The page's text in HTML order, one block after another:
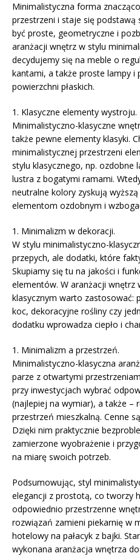
Minimalistyczna forma
przestrzeni i staje się
być proste, geometryczne i
aranżacji wnętrz w stylu
decydujemy się na meble o
kantami, a także proste lampy i
powierzchni płaskich.
1. Klasyczne elementy wystroju.
Minimalistyczno-klasyczne
także pewne elementy klasyki.
minimalistycznej przestrzeni
stylu klasycznego, np. ozdobne
lustra z bogatymi ramami.
neutralne kolory zyskują
elementom ozdobnym i
1. Minimalizm w dekoracji.
W stylu minimalistyczno-
przepych, ale dodatki, które
Skupiamy się tu na jakości i
elementów. W aranżacji wnętrz
klasycznym warto zastosować:
koc, dekoracyjne rośliny czy
dodatku wprowadza ciepło i
1. Minimalizm a przestrzeń.
Minimalistyczno-klasyczna
parze z otwartymi
przy inwestycjach wybrać
(najlepiej na wymiar), a także –
przestrzeń mieszkalną. Cenne
Dzięki nim praktycznie
zamierzone wyobrażenie i
na miarę swoich potrzeb.
Podsumowując, styl
elegancji z prostotą, co tworzy
odpowiednio przestrzenne
rozwiązań zamieni piekarnię w
hotelowy na pałacyk z bajki.
wykonana aranżacja wnętrza